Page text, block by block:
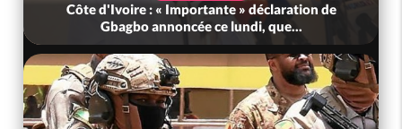
Côte d'Ivoire : « Importante » déclaration de
Gbagbo annoncée ce lundi, que...